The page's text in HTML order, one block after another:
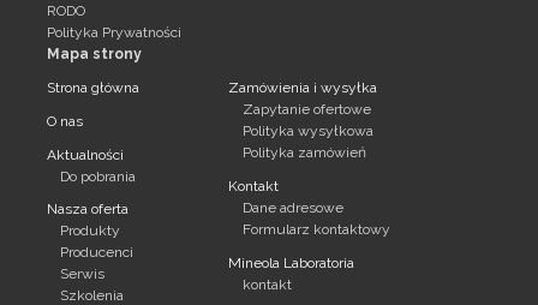
RODO
Polityka Prywatności
Mapa strony
Strona główna
O nas
Aktualności
Do pobrania
Nasza oferta
Produkty
Producenci
Serwis
Szkolenia
Zamówienia i wysyłka
Zapytanie ofertowe
Polityka wysyłkowa
Polityka zamówień
Kontakt
Dane adresowe
Formularz kontaktowy
Mineola Laboratoria
kontakt